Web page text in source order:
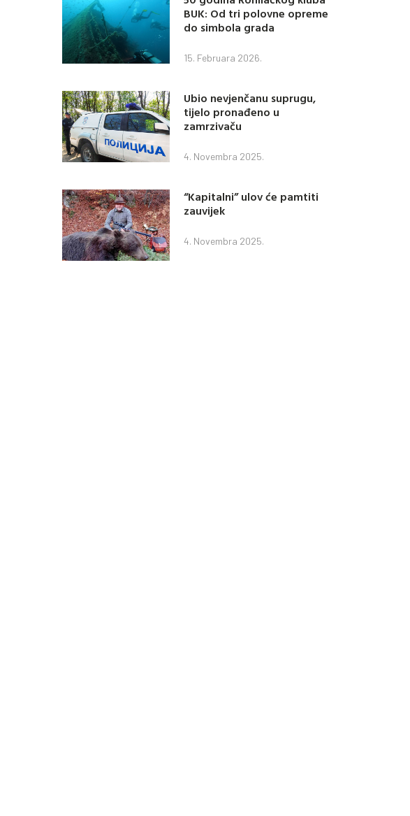
BUK: Od tri polovne opreme
do simbola grada
15. Februara 2026.
Ubio nevjenčanu suprugu,
tijelo pronađeno u
zamrzivaču
4. Novembra 2025.
“Kapitalni” ulov će pamtiti
zauvijek
4. Novembra 2025.